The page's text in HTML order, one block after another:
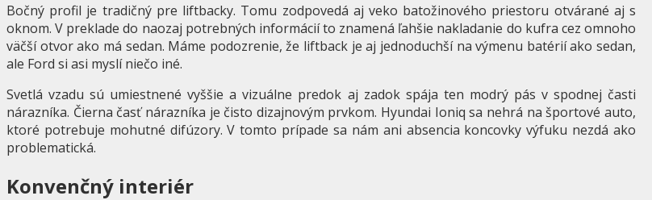
Bočný profil je tradičný pre liftbacky. Tomu zodpovedá aj veko batožinového priestoru otvárané aj s
oknom. V preklade do naozaj potrebných informácií to znamená ľahšie nakladanie do kufra cez omnoho
väčší otvor ako má sedan. Máme podozrenie, že liftback je aj jednoduchší na výmenu batérií ako sedan,
ale Ford si asi myslí niečo iné.
Svetlá vzadu sú umiestnené vyššie a vizuálne predok aj zadok spája ten modrý pás v spodnej časti
nárazníka. Čierna časť nárazníka je čisto dizajnovým prvkom. Hyundai Ioniq sa nehrá na športové auto,
ktoré potrebuje mohutné difúzory. V tomto prípade sa nám ani absencia koncovky výfuku nezdá ako
problematická.
Konvenčný interiér